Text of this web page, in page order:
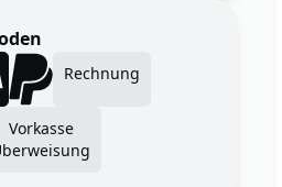
Rechnung
Vorkasse